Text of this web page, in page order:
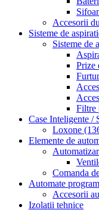
Accesorii
Sisteme de
Sisteme de
Prize
Filtre
Case Inteligente /
Loxone
Elemente de
Comanda
Automate
Accesorii
Izolatii tehnice